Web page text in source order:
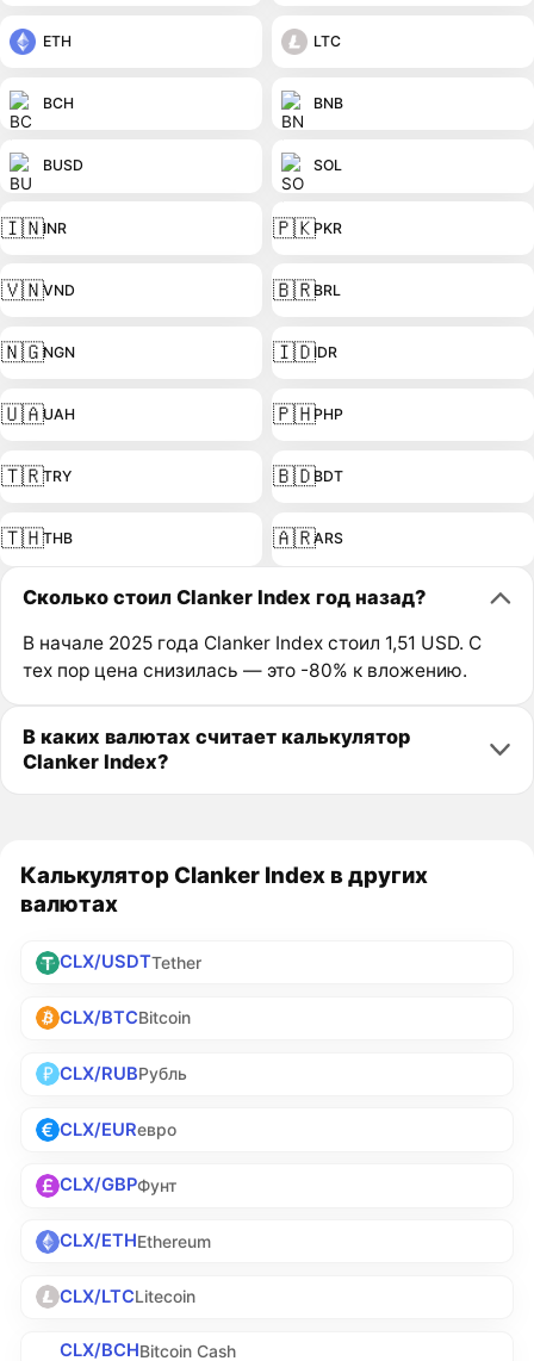
ETH LTC
BCH BNB
BUSD SOL
🇮🇳INR 🇵🇰PKR
🇻🇳VND 🇧🇷BRL
🇳🇬NGN 🇮🇩IDR
🇺🇦UAH 🇵🇭PHP
🇹🇷TRY 🇧🇩BDT
🇹🇭THB 🇦🇷ARS
Сколько стоил Clanker Index год назад?
В начале 2025 года Clanker Index стоил 1,51 USD. С
тех пор цена снизилась — это -80% к вложению.
В каких валютах считает калькулятор
Clanker Index?
Калькулятор Clanker Index в других
валютах
CLX/USDTTether
CLX/BTCBitcoin
CLX/RUBРубль
CLX/EURевро
CLX/GBPФунт
CLX/ETHEthereum
CLX/LTCLitecoin
CLX/BCHBitcoin Cash